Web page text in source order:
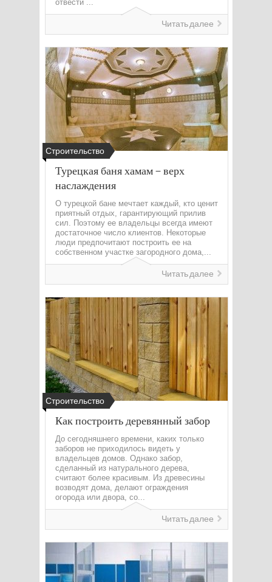
отвести ...
Читать далее
Строительство
Турецкая баня хамам – верх
наслаждения
О турецкой бане мечтает каждый, кто ценит
приятный отдых, гарантирующий прилив
сил. Поэтому ее владельцы всегда имеют
достаточное число клиентов. Некоторые
люди предпочитают построить ее на
собственном участке загородного дома,...
Читать далее
Строительство
Как построить деревянный забор
До сегодняшнего времени, каких только
заборов не приходилось видеть у
владельцев домов. Однако забор,
сделанный из натурального дерева,
считают более красивым. Из древесины
возводят дома, делают ограждения
огорода или двора, со...
Читать далее